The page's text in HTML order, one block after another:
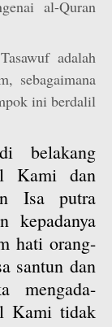
al-Quran
adalah
sebagaimana
ini berdalil
belakang
Kami dan
Isa putra
kepadanya
hati orang-
santun dan
mengada-
Kami tidak